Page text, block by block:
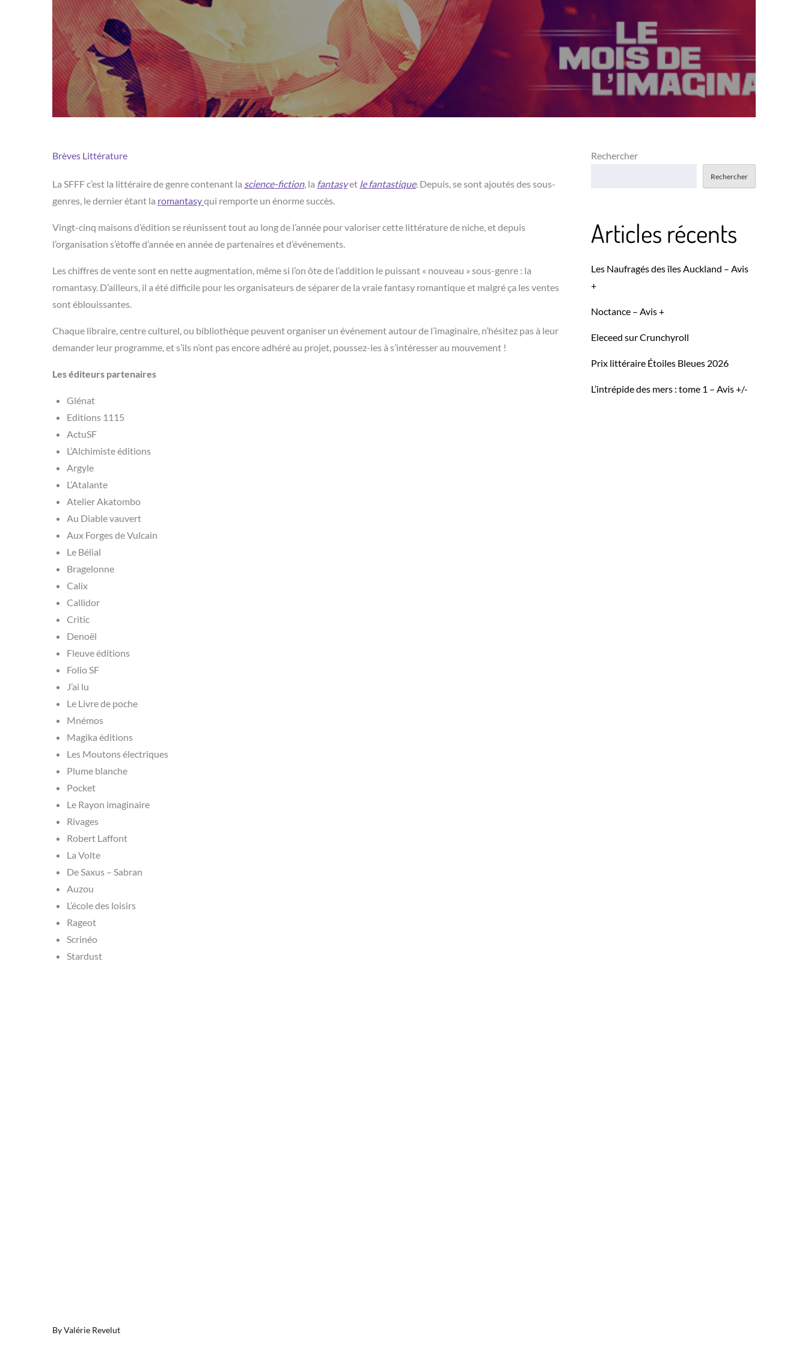
Brèves Littérature
La SFFF c’est la littéraire de genre contenant la science-fiction, la fantasyet le fantastique. Depuis, se sont ajoutés des sous-
genres, le dernier étant la romantasyqui remporte un énorme succès.
Vingt-cinq maisons d’édition se réunissent tout au long de l’année pour valoriser cette littérature de niche, et depuis
l’organisation s’étoffe d’année en année de partenaires et d’événements.
Les chiffres de vente sont en nette augmentation, même si l’on ôte de l’addition le puissant « nouveau » sous-genre : la
romantasy. D’ailleurs, il a été difficile pour les organisateurs de séparer de la vraie fantasy romantique et malgré ça les ventes
sont éblouissantes.
Chaque libraire, centre culturel, ou bibliothèque peuvent organiser un événement autour de l’imaginaire, n’hésitez pas à leur
demander leur programme, et s’ils n’ont pas encore adhéré au projet, poussez-les à s’intéresser au mouvement !
Les éditeurs partenaires
Glénat
Editions 1115
ActuSF
L’Alchimiste éditions
Argyle
L’Atalante
Atelier Akatombo
Au Diable vauvert
Aux Forges de Vulcain
Le Bélial
Bragelonne
Calix
Callidor
Critic
Denoël
Fleuve éditions
Folio SF
J’ai lu
Le Livre de poche
Mnémos
Magika éditions
Les Moutons électriques
Plume blanche
Pocket
Le Rayon imaginaire
Rivages
Robert Laffont
La Volte
De Saxus – Sabran
Auzou
L’école des loisirs
Rageot
Scrinéo
Stardust
ByValérie Revelut
Rechercher
Rechercher
Articles récents
Les Naufragés des îles Auckland – Avis
+
Noctance – Avis +
Eleceed sur Crunchyroll
Prix littéraire Étoiles Bleues 2026
L’intrépide des mers : tome 1 – Avis +/-